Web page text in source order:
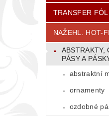
BAREVNICE
CENÍK
TRANSFER
NAŽEHL. HOT-
ABSTRAKTY,
PÁSY A
abstraktní
ornamenty
ozdobné